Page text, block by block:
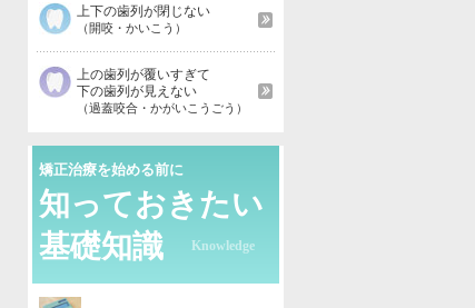
上下の歯列が閉じない
（開咬・かいこう）
上の歯列が覆いすぎて
下の歯列が見えない
（過蓋咬合・かがいこうごう）
矯正治療を始める前に
知っておきたい
基礎知識